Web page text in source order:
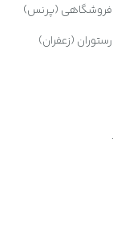
فروشگاهی (پرنس)
(زعفران)